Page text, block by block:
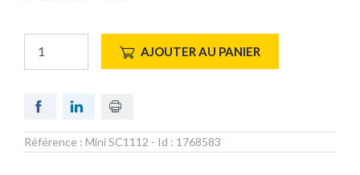
AJOUTER AU PANIER
Référence : Mini SC1112 - Id : 1768583